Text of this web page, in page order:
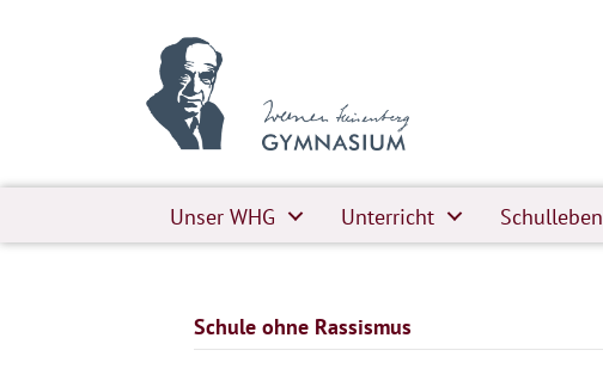
Unser WHG Unterricht Schulleben
Schule ohne Rassismus